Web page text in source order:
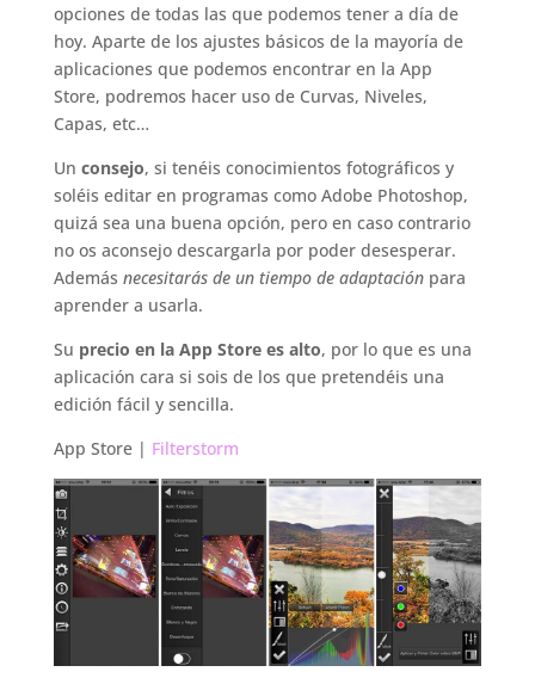
opciones de todas las que podemos tener a día de
hoy. Aparte de los ajustes básicos de la mayoría de
aplicaciones que podemos encontrar en la App
Store, podremos hacer uso de Curvas, Niveles,
Capas, etc…
Un consejo, si tenéis conocimientos fotográficos y
soléis editar en programas como Adobe Photoshop,
quizá sea una buena opción, pero en caso contrario
no os aconsejo descargarla por poder desesperar.
Además necesitarás de un tiempo de adaptaciónpara
aprender a usarla.
Su precio en la App Store es alto, por lo que es una
aplicación cara si sois de los que pretendéis una
edición fácil y sencilla.
App Store | Filterstorm